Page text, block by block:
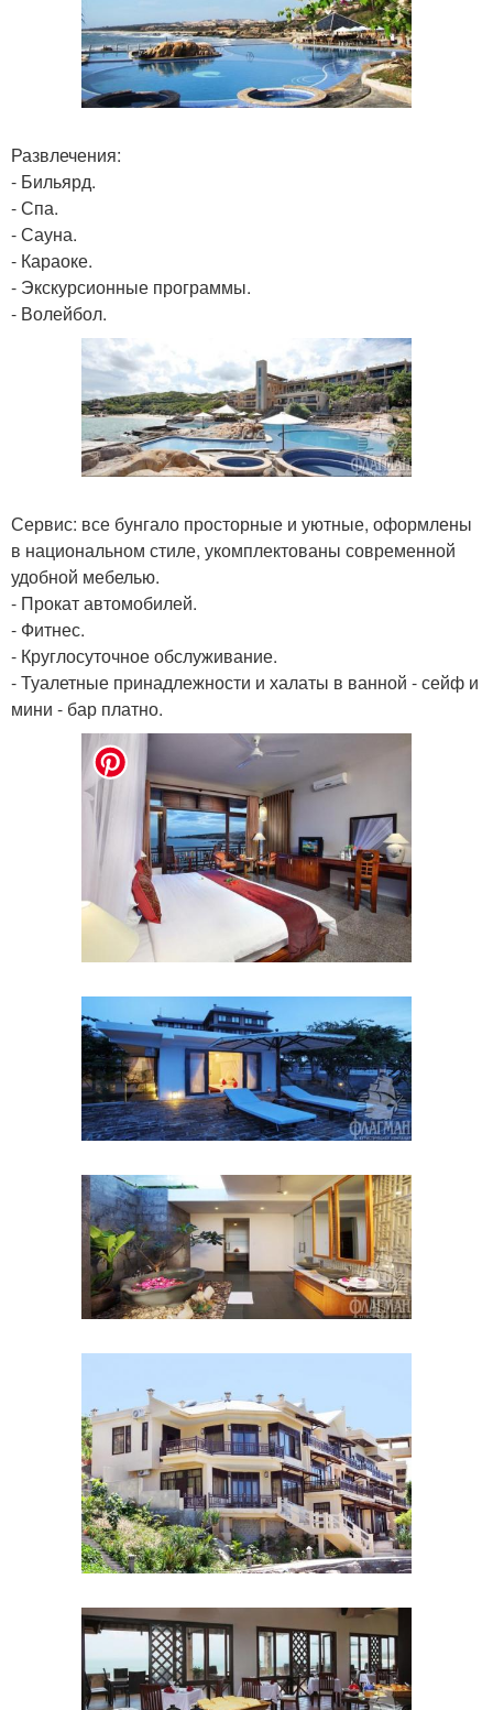
Развлечения:
- Бильярд.
- Спа.
- Сауна.
- Караоке.
- Экскурсионные программы.
- Волейбол.
Сервис: все бунгало просторные и уютные, оформлены
в национальном стиле, укомплектованы современной
удобной мебелью.
- Прокат автомобилей.
- Фитнес.
- Круглосуточное обслуживание.
- Туалетные принадлежности и халаты в ванной - сейф и
мини - бар платно.